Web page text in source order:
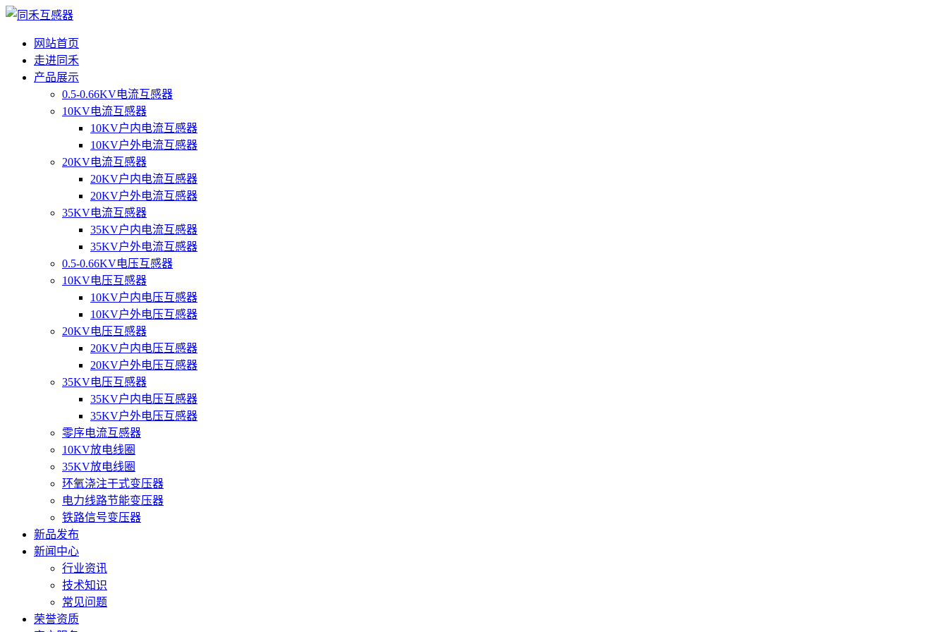
网站首页
走进同禾
产品展示
0.5-0.66KV电流互感器
10KV电流互感器
10KV户内电流互感器
10KV户外电流互感器
20KV电流互感器
20KV户内电流互感器
20KV户外电流互感器
35KV电流互感器
35KV户内电流互感器
35KV户外电流互感器
0.5-0.66KV电压互感器
10KV电压互感器
10KV户内电压互感器
10KV户外电压互感器
20KV电压互感器
20KV户内电压互感器
20KV户外电压互感器
35KV电压互感器
35KV户内电压互感器
35KV户外电压互感器
零序电流互感器
10KV放电线圈
35KV放电线圈
环氧浇注干式变压器
电力线路节能变压器
铁路信号变压器
新品发布
新闻中心
行业资讯
技术知识
常见问题
荣誉资质